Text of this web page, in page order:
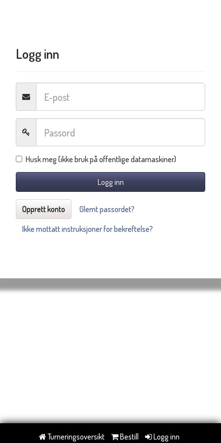
Logg inn
Husk meg (ikke bruk på offentlige datamaskiner)
Logg inn
Opprett konto
Glemt passordet?
Ikke mottatt instruksjoner for bekreftelse?
Turneringsoversikt Bestill Logg inn